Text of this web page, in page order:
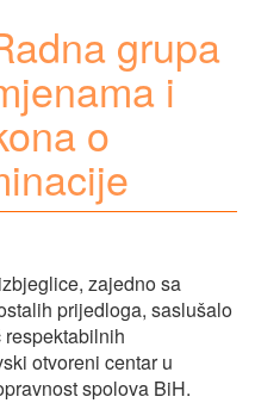
grupa
i
o
zajedno sa
prijedloga, saslušalo
otvoreni centar u
spolova BiH.